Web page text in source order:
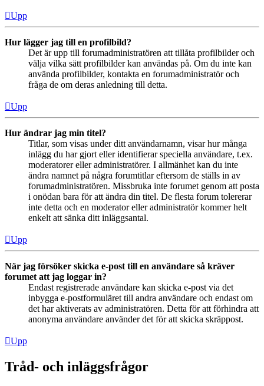
Upp
Hur lägger jag till en profilbild?
Det är upp till forumadministratören att tillåta profilbilder och
välja vilka sätt profilbilder kan användas på. Om du inte kan
använda profilbilder, kontakta en forumadministratör och
fråga de om deras anledning till detta.
Upp
Hur ändrar jag min titel?
Titlar, som visas under ditt användarnamn, visar hur många
inlägg du har gjort eller identifierar speciella användare, t.ex.
moderatorer eller administratörer. I allmänhet kan du inte
ändra namnet på några forumtitlar eftersom de ställs in av
forumadministratören. Missbruka inte forumet genom att posta
i onödan bara för att ändra din titel. De flesta forum tolererar
inte detta och en moderator eller administratör kommer helt
enkelt att sänka ditt inläggsantal.
Upp
När jag försöker skicka e-post till en användare så kräver
forumet att jag loggar in?
Endast registrerade användare kan skicka e-post via det
inbygga e-postformuläret till andra användare och endast om
det har aktiverats av administratören. Detta för att förhindra att
anonyma användare använder det för att skicka skräppost.
Upp
Tråd- och inläggsfrågor